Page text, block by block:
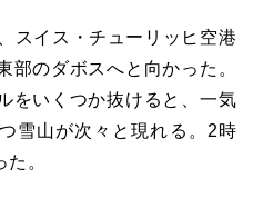
スイス・チューリッヒ空港
部のダボスへと向かった。
をいくつか抜けると、一気
雪山が次々と現れる。2時
。